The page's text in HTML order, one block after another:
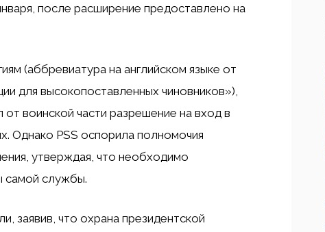
после расширение предоставлено на
(аббревиатура на английском языке от
для высокопоставленных чиновников»),
воинской части разрешение на вход в
Однако PSS оспорила полномочия
утверждая, что необходимо
самой службы.
что охрана президентской